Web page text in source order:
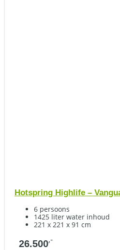
Hotspring Highlife –
6 persoons
1425 liter water inhoud
221 x 221 x 91 cm
26.500,-